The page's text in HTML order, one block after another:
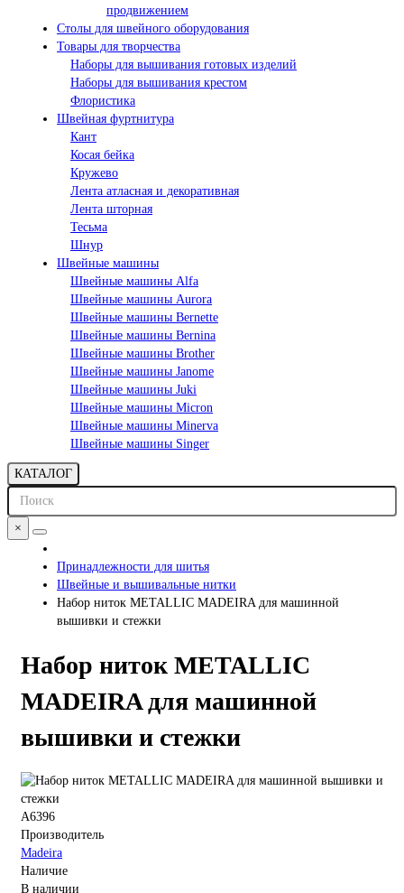
продвижением
Столы для швейного оборудования
Товары для творчества
Наборы для вышивания готовых изделий
Наборы для вышивания крестом
Флористика
Швейная фуртнитура
Кант
Косая бейка
Кружево
Лента aтласная и декоративная
Лента шторная
Тесьма
Шнур
Швейные машины
Швейные машины Alfa
Швейные машины Aurora
Швейные машины Bernette
Швейные машины Bernina
Швейные машины Brother
Швейные машины Janome
Швейные машины Juki
Швейные машины Micron
Швейные машины Minerva
Швейные машины Singer
КАТАЛОГ
×
Принадлежности для шитья
Швейные и вышивальные нитки
Набор ниток METALLIC MADEIRA для машинной
вышивки и стежки
Набор ниток METALLIC
MADEIRA для машинной
вышивки и стежки
A6396
Производитель
Madeira
Наличие
В наличии